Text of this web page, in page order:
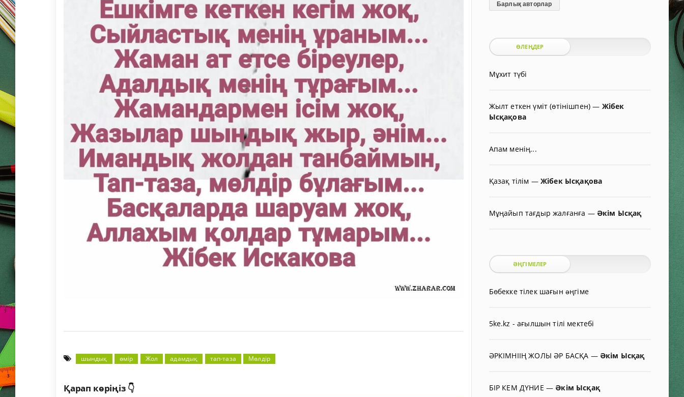
шындық өмір Жол адамдық тап-таза Мөлдір
Қарап көріңіз 👇
Барлық авторлар
ӨЛЕҢДЕР
Мұхит түбі
Жылт еткен үміт (өтінішпен)— Жібек
Ысқақова
Апам менің...
Қазақ тілім — Жібек Ысқақова
Мұңайып тағдыр жалғанға — Әкім Ысқақ
ӘҢГІМЕЛЕР
Бөбекке тілек шағын əңгіме
5ke.kz - ағылшын тілі мектебі
ӘРКІМНІІҢ ЖОЛЫ ӘР БАСҚА — Әкім Ысқақ
БІР КЕМ ДҮНИЕ — Әкім Ысқақ